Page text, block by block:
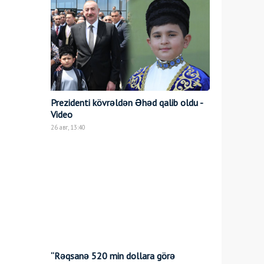
Prezidenti kövrəldən Əhəd qalib oldu -
Video
26 авг, 13:40
“Rəqsanə 520 min dollara görə